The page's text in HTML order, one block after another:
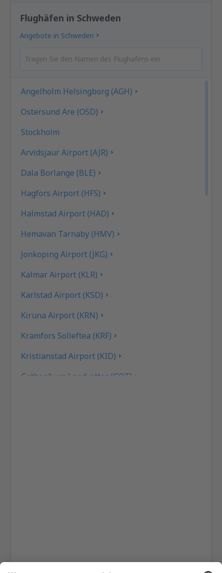
Flughäfen in Schweden
Angebote in Schweden
Angelholm Helsingborg (AGH)
Ostersund Are (OSD)
Stockholm
Arvidsjaur Airport (AJR)
Dala Borlange (BLE)
Hagfors Airport (HFS)
Halmstad Airport (HAD)
Hemavan Tarnaby (HMV)
Jonkoping Airport (JKG)
Kalmar Airport (KLR)
Karlstad Airport (KSD)
Kiruna Airport (KRN)
Kramfors Solleftea (KRF)
Kristianstad Airport (KID)
Gothenburg Landvetter (GOT)
Ronneby Airport (RNB)